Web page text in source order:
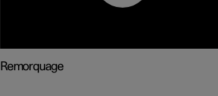
Remorquage